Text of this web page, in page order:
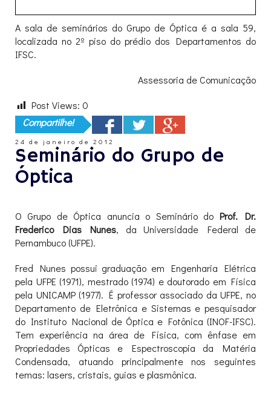
A sala de seminários do Grupo de Óptica é a sala 59,
localizada no 2º piso do prédio dos Departamentos do
IFSC.
Assessoria de Comunicação
Post Views: 0
Compartilhe!
24 de janeiro de 2012
Seminário do Grupo de
Óptica
O Grupo de Óptica anuncia o Seminário do Prof. Dr.
Frederico Dias Nunes, da Universidade Federal de
Pernambuco (UFPE).
Fred Nunes possui graduação em Engenharia Elétrica
pela UFPE (1971), mestrado (1974) e doutorado em Física
pela UNICAMP (1977). É professor associado da UFPE, no
Departamento de Eletrônica e Sistemas e pesquisador
do Instituto Nacional de Óptica e Fotônica (INOF-IFSC).
Tem experiência na área de Física, com ênfase em
Propriedades Ópticas e Espectroscopia da Matéria
Condensada, atuando principalmente nos seguintes
temas: lasers, cristais, guias e plasmônica.